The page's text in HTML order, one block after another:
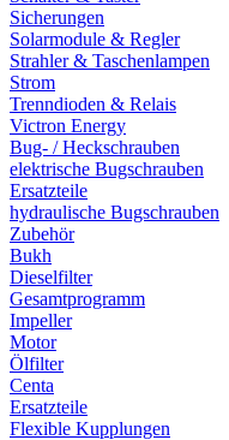
Sicherungen
Solarmodule & Regler
Strahler & Taschenlampen
Strom
Trenndioden & Relais
Victron Energy
Bug- / Heckschrauben
elektrische Bugschrauben
Ersatzteile
hydraulische Bugschrauben
Zubehör
Bukh
Dieselfilter
Gesamtprogramm
Impeller
Motor
Ölfilter
Centa
Ersatzteile
Flexible Kupplungen